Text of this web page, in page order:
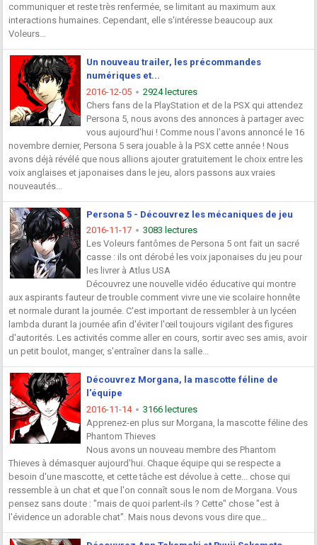
communiquer et reste très renfermée, se limitant au maximum aux
interactions humaines. Cependant, elle s'intéresse beaucoup aux
Voleurs...
Un nouveau trailer, les précommandes
numériques et...
2016-12-05
2924 lectures
Chers fans de la PlayStation et de la PSX qui attendez
Persona 5, nous avons des annonces à partager avec
vous aujourd'hui ! Comme nous l'avons annoncé le 16
novembre dernier, Persona 5 sera jouable à la PSX cette année ! Nous
avons déjà révélé que nous allions ajouter gratuitement le choix entre les
voix anglaises et japonaises dans le jeu, alors passons aux vraies
nouveautés...
Persona 5 - Découvrez les mécaniques de jeu
2016-11-17
3083 lectures
Les Voleurs fantômes de Persona 5 ont fait un sacré
casse : ils ont dérobé les voix japonaises du jeu pour
les livrer à Atlus USA
Découvrez une nouvelle vidéo éducative qui montre
aux aspirants fauteur de trouble comment vivre une vie scolaire honnête
et normale durant la journée. C'est important de ressembler à un lycéen
lambda durant la journée afin d'éviter l'œil toujours vigilant des figures
d'autorités. Les activités comme aller en cours, sortir avec ses amis, avoir
un petit boulot, manger, s'entraîner dans la salle...
Découvrez Morgana, la mascotte féline de
l'équipe
2016-11-14
3166 lectures
Apprenez-en plus sur Morgana, la mascotte féline des
Phantom Thieves
Nous avons un nouveau membre des Phantom
Thieves à démasquer aujourd'hui. Chaque équipe qui se respecte a
besoin d'une mascotte, et cette tâche est dévolue à cette... chose qui
ressemble à un chat et que l'on connaît sous le nom de Morgana. Vous
pensez sans doute : "mais de quoi parlent-ils ? Cette" chose "est à
l'évidence un adorable chat". Mais nous devons vous dire que...